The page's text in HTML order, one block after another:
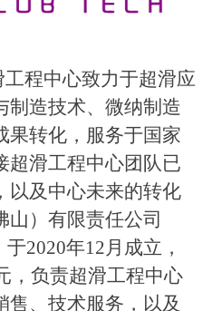
程中心致力于超滑应
制造技术、微纳制造
果转化，服务于国家
超滑工程中心团队已
以及中心未来的转化
山）有限责任公司
2020年12月成立，
，负责超滑工程中心
售、技术服务，以及